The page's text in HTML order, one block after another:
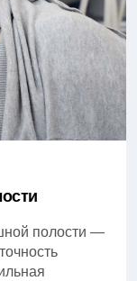
полости —